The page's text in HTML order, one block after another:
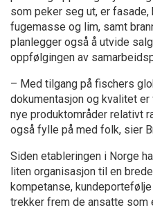
som peker seg ut, er
fugemasse og lim, samt
planlegger også å utvide
oppfølgingen av
– Med tilgang på fischers
dokumentasjon og kvalitet
nye produktområder relativt
også fylle på med folk, sier
Siden etableringen i Norge
liten organisasjon til en
kompetanse,
trekker frem de ansatte som